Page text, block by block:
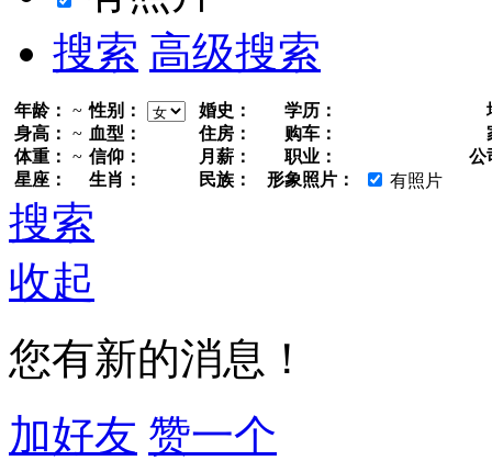
搜索 高级搜索
年龄： ~ 性别： 婚史： 学历：
身高：
~ 血型： 住房： 购车：
体重：
~ 信仰： 月薪： 职业：
公
星座：
生肖： 民族： 形象照片： 有照片
搜索
收起
您有新的消息！
加好友 赞一个